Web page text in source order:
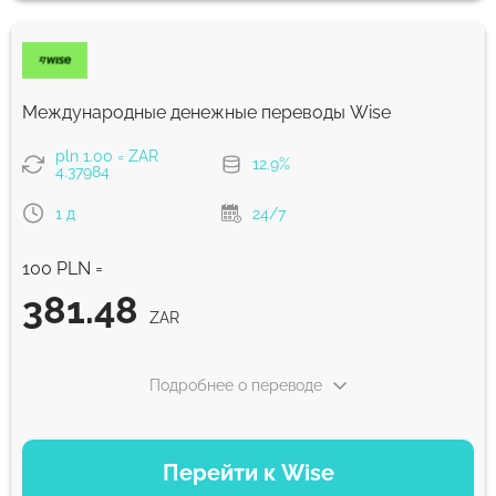
ZAR
Комиссия Strumok, всегда 0%
Международные денежные переводы Wise
pln 1.00 = ZAR
4.37984
12.9%
1 д 24/7
100 PLN =
381.48 ZAR
Перейти к Wise
Подробнее о переводе
ВАРИАНТЫ ОПЛАТЫ